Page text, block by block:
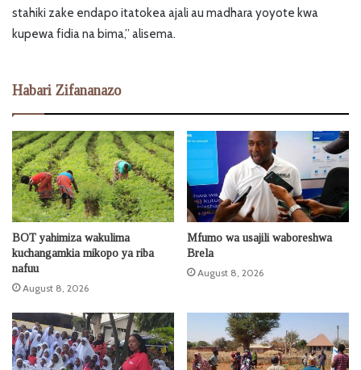
stahiki zake endapo itatokea ajali au madhara yoyote kwa
kupewa fidia na bima,” alisema.
Habari Zifananazo
BOT yahimiza wakulima
kuchangamkia mikopo ya riba
nafuu
August 8, 2026
Mfumo wa usajili waboreshwa
Brela
August 8, 2026